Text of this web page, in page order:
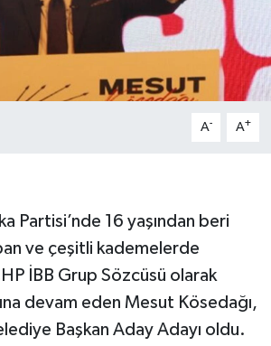
A- A+
Partisi’nde 16 yaşından beri
ve çeşitli kademelerde
İBB Grup Sözcüsü olarak
devam eden Mesut Kösedağı,
Başkan Aday Adayı oldu.